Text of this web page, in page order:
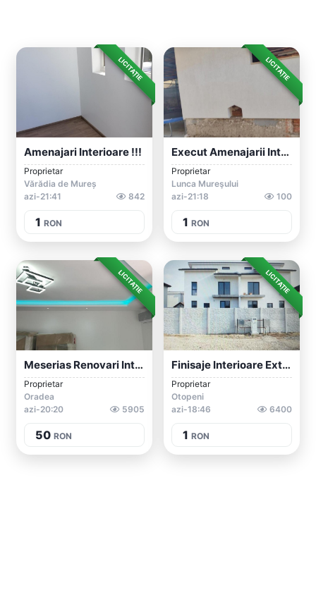
LICITAȚIE
Amenajari Interioare !!!
Proprietar
Vărădia de Mureș
azi-21:41
842
1 RON
LICITAȚIE
Execut Amenajarii Interioare Si Exterio...
Proprietar
Lunca Mureşului
azi-21:18
100
1 RON
LICITAȚIE
Meserias Renovari Interioare
Proprietar
Oradea
azi-20:20
5905
50 RON
LICITAȚIE
Finisaje Interioare Exterioare
Proprietar
Otopeni
azi-18:46
6400
1 RON